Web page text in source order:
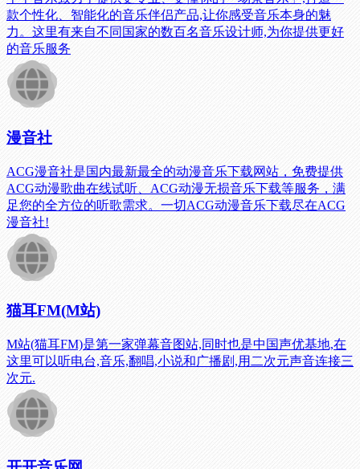
款个性化、智能化的音乐伴侣产品,让你感受音乐本身的魅
力。这里有来自不同国家的数百名音乐设计师,为你提供更好
的音乐服务
漫音社
ACG漫音社是国内最新最全的动漫音乐下载网站，免费提供
ACG动漫歌曲在线试听、ACG动漫无损音乐下载等服务，满
足您的全方位的听歌需求。一切ACG动漫音乐下载尽在ACG
漫音社!
猫耳FM(M站)
M站(猫耳FM)是第一家弹幕音图站,同时也是中国声优基地,在
这里可以听电台,音乐,翻唱,小说和广播剧,用二次元声音连接三
次元.